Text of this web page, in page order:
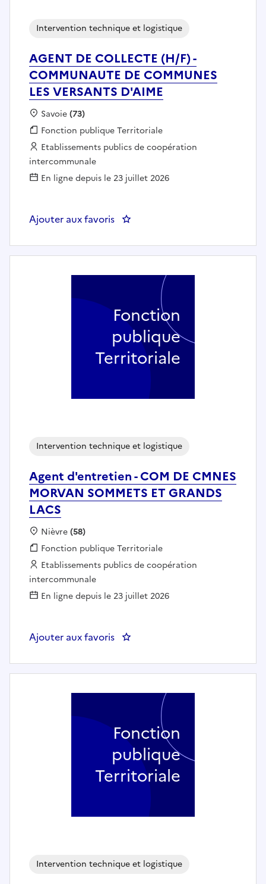
AGENT DE COLLECTE (H/F) -
COMMUNAUTE DE COMMUNES
LES VERSANTS D'AIME
Intervention technique et logistique
Localisation :
Savoie(73)
Fonction publique :
Fonction publique Territoriale
Employeur :
Etablissements publics de coopération
intercommunale
En ligne depuis le 23 juillet 2026
Ajouter aux favoris : AGENT DE COLLECTE (H/F) -
Agent d'entretien - COM DE CMNES
MORVAN SOMMETS ET GRANDS
LACS
Intervention technique et logistique
Localisation :
Nièvre(58)
Fonction publique :
Fonction publique Territoriale
Employeur :
Etablissements publics de coopération
intercommunale
En ligne depuis le 23 juillet 2026
Ajouter aux favoris : Agent d'entretien - COM DE
Fonction
publique
Territoriale
Intervention technique et logistique
Fonction
publique
Territoriale